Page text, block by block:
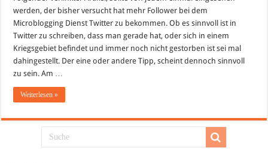
werden, der bisher versucht hat mehr Follower bei dem
Microblogging Dienst Twitter zu bekommen. Ob es sinnvoll ist in
Twitter zu schreiben, dass man gerade hat, oder sich in einem
Kriegsgebiet befindet und immer noch nicht gestorben ist sei mal
dahingestellt. Der eine oder andere Tipp, scheint dennoch sinnvoll
zu sein. Am …
Weiterlesen »